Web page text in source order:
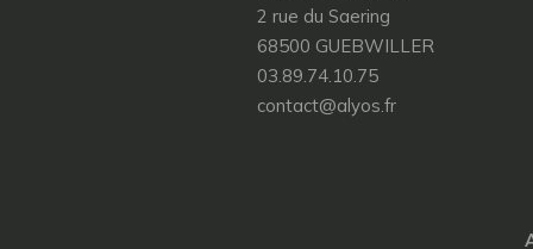
2 rue du Saering
68500 GUEBWILLER
03.89.74.10.75
contact@alyos.fr